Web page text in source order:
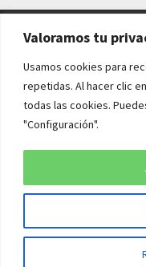
Valoramos tu
Usamos cookies para
repetidas. Al hacer clic
todas las cookies.
"Configuración".
AVISO LEGAL Y
Aviso legal
Política de cookies
Copyright © 2026¡QUÉ